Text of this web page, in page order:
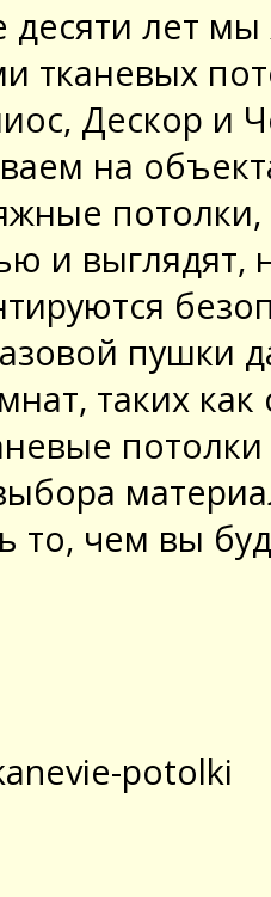
десяти лет
тканевых
Дескор и
на
потолки,
и
пушки
таких как
то, чем вы
potolki